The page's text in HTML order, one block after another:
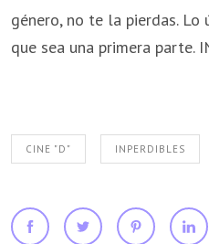
género, no te la pierdas. Lo
que sea una primera parte.
CINE "D" INPERDIBLES